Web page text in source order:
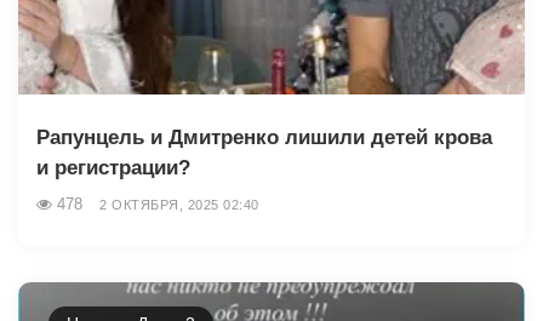
Рапунцель и Дмитренко лишили детей крова
и регистрации?
478 2 ОКТЯБРЯ, 2025 02:40